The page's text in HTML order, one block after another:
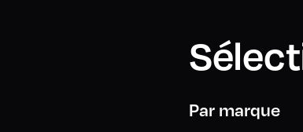
Par marque